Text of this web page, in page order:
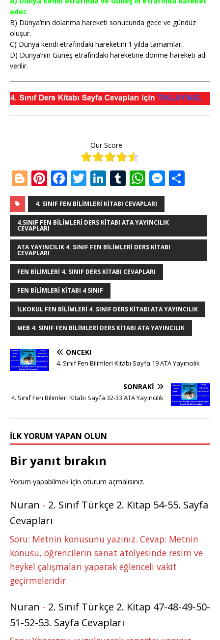
eder.
B) Dünya’nın dolanma hareketi sonucunda gece ve gündüz
oluşur.
C) Dünya kendi etrafındaki hareketini 1 yılda tamamlar.
D) Dünya’nın Güneş etrafındaki hareketine dönme hareketi adı
verilir.
Our Score
Bl
o
g
g
e
r
Pi
n
te
r
e
st
F
a
c
e
b
o
o
k
T
w
it
te
r
Li
n
k
e
dI
n
T
u
m
bl
r
W
h
at
s
A
p
p
M
e
ss
e
n
g
ar
4. SINIF FEN BILIMLERI KITABI CEVAPLARI
4.SINIF FEN BILIMLERI DERS KITABI ATA YAYINCILIK
CEVAPLARI
ATA YAYINCILIK 4. SINIF FEN BILIMLERI DERS KITABI
CEVAPLARI
FEN BILIMLERI 4. SINIF DERS KITABI CEVAPLARI
FEN BILIMLERI KITABI 4 SINIF
ILKOKUL FEN BILIMLERI 4. SINIF DERS KITABI ATA YAYINCILIK
MEB 4. SINIF FEN BILIMLERI DERS KITABI ATA YAYINCILIK
ÖNCEKI
4. Sınıf Fen Bilimleri Kitabı Sayfa 19 ATA Yayıncılık
SONRAKI
4. Sınıf Fen Bilimleri Kitabı Sayfa 32-33 ATA Yayıncılık
İLK YORUM YAPAN OLUN
Bir yanıt bırakın
Yorum yapabilmek için oturum açmalısınız.
Nuran - 2. Sınıf Türkçe 2. Kitap 54-55. Sayfa
Cevapları
Soru: Metnin konusunu yazınız. Cevap: Metnin
konusu, öğrencilerin sanat atölyesinde resim ve
heykel çalışmaları yaparak eğlenceli vakit
geçirmeleridir.
Nuran - 2. Sınıf Türkçe 2. Kitap 47-48-49-50-
51-52-53. Sayfa Cevapları